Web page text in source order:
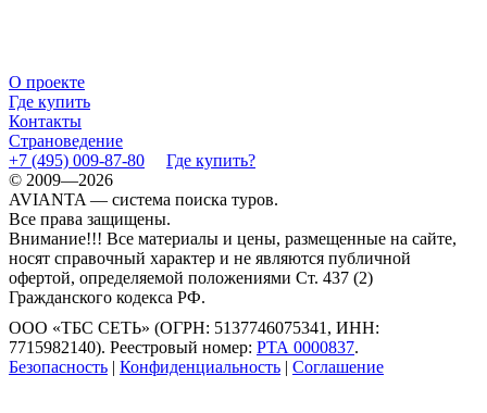
О проекте
Где купить
Контакты
Страноведение
+7 (495) 009-87-80
Где купить?
© 2009—2026
AVIANTA — система поиска туров.
Все права защищены.
Внимание!!! Все материалы и цены, размещенные на сайте,
носят справочный характер и не являются публичной
офертой, определяемой положениями Ст. 437 (2)
Гражданского кодекса РФ.
ООО «ТБС СЕТЬ» (ОГРН: 5137746075341, ИНН:
7715982140). Реестровый номер: РТА 0000837.
Безопасность | Конфиденциальность | Соглашение